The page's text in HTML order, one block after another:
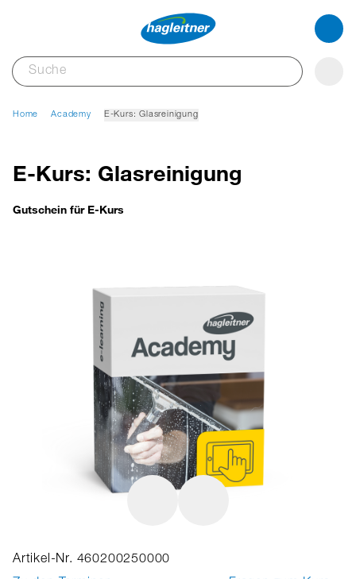
Home Academy E-Kurs: Glasreinigung
E-Kurs: Glasreinigung
Gutschein für E-Kurs
Artikel-Nr. 460200250000